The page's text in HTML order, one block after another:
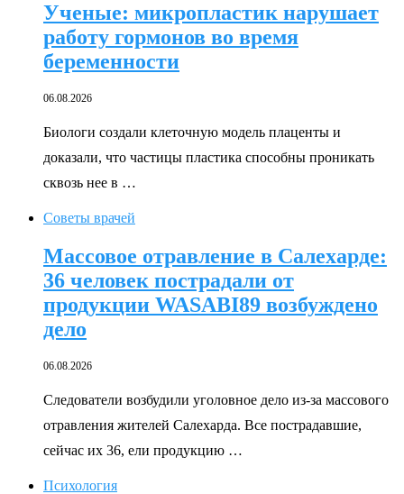
Ученые: микропластик нарушает
работу гормонов во время
беременности
06.08.2026
Биологи создали клеточную модель плаценты и
доказали, что частицы пластика способны проникать
сквозь нее в …
Советы врачей
Массовое отравление в Салехарде:
36 человек пострадали от
продукции WASABI89 возбуждено
дело
06.08.2026
Следователи возбудили уголовное дело из-за массового
отравления жителей Салехарда. Все пострадавшие,
сейчас их 36, ели продукцию …
Психология